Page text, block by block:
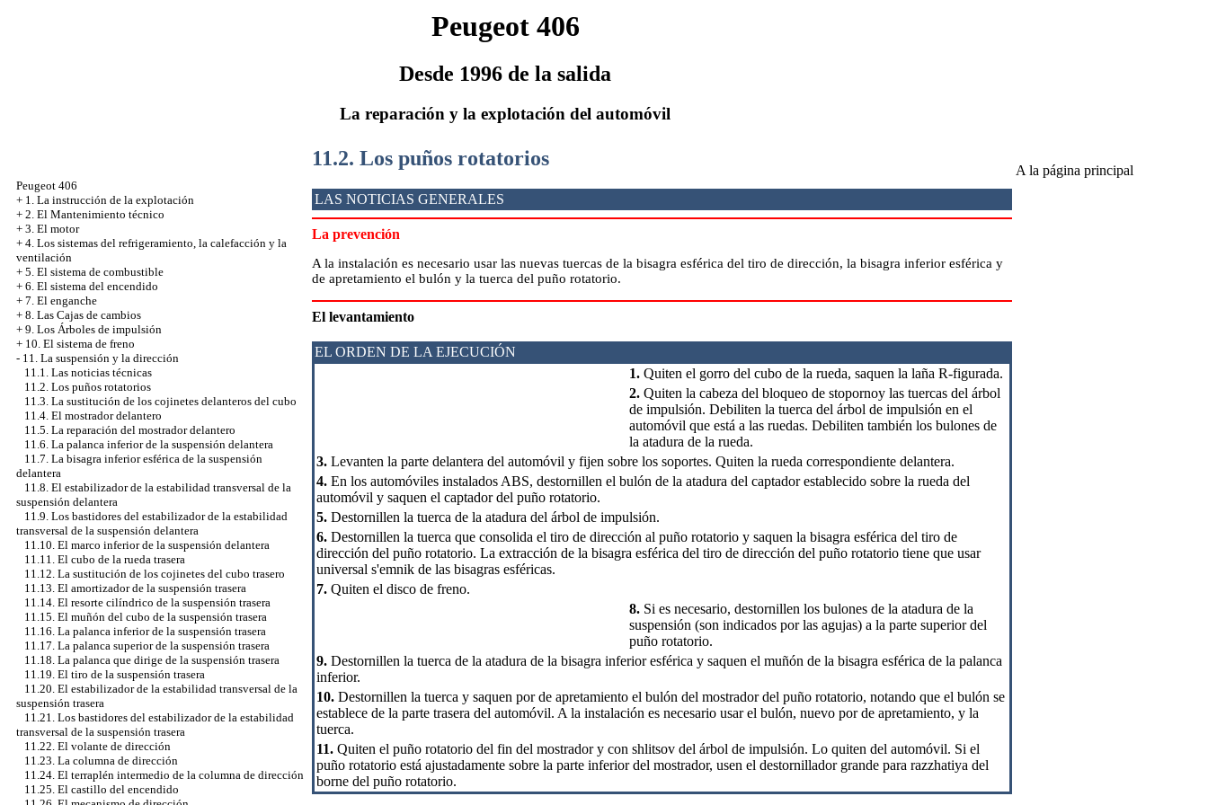
Peugeot 406
Desde 1996 de la salida
La reparación y la explotación del automóvil
Peugeot 406
+ 1. La instrucción de la explotación
+ 2. El Mantenimiento técnico
+ 3. El motor
+ 4. Los sistemas del refrigeramiento, la calefacción y la
ventilación
+ 5. El sistema de combustible
+ 6. El sistema del encendido
+ 7. El enganche
+ 8. Las Cajas de cambios
+ 9. Los Árboles de impulsión
+ 10. El sistema de freno
- 11. La suspensión y la dirección
11.1. Las noticias técnicas
11.2. Los puños rotatorios
11.3. La sustitución de los cojinetes delanteros del cubo
11.4. El mostrador delantero
11.5. La reparación del mostrador delantero
11.6. La palanca inferior de la suspensión delantera
11.7. La bisagra inferior esférica de la suspensión
delantera
11.8. El estabilizador de la estabilidad transversal de la
suspensión delantera
11.9. Los bastidores del estabilizador de la estabilidad
transversal de la suspensión delantera
11.10. El marco inferior de la suspensión delantera
11.11. El cubo de la rueda trasera
11.12. La sustitución de los cojinetes del cubo trasero
11.13. El amortizador de la suspensión trasera
11.14. El resorte cilíndrico de la suspensión trasera
11.15. El muñón del cubo de la suspensión trasera
11.16. La palanca inferior de la suspensión trasera
11.17. La palanca superior de la suspensión trasera
11.18. La palanca que dirige de la suspensión trasera
11.19. El tiro de la suspensión trasera
11.20. El estabilizador de la estabilidad transversal de la
suspensión trasera
11.21. Los bastidores del estabilizador de la estabilidad
transversal de la suspensión trasera
11.22. El volante de dirección
11.23. La columna de dirección
11.24. El terraplén intermedio de la columna de dirección
11.25. El castillo del encendido
11.2. Los puños rotatorios
LAS NOTICIAS GENERALES
La prevención
A la instalación es necesario usar las nuevas tuercas de la bisagra esférica del tiro de dirección, la bisagra inferior esférica y
de apretamiento el bulón y la tuerca del puño rotatorio.
El levantamiento
EL ORDEN DE LA EJECUCIÓN
1. Quiten el gorro del cubo de la rueda, saquen la laña R-figurada.
2. Quiten la cabeza del bloqueo de stopornoy las tuercas del árbol
de impulsión. Debiliten la tuerca del árbol de impulsión en el
automóvil que está a las ruedas. Debiliten también los bulones de
la atadura de la rueda.
3. Levanten la parte delantera del automóvil y fijen sobre los soportes. Quiten la rueda correspondiente delantera.
4. En los automóviles instalados ABS, destornillen el bulón de la atadura del captador establecido sobre la rueda del
automóvil y saquen el captador del puño rotatorio.
5. Destornillen la tuerca de la atadura del árbol de impulsión.
6. Destornillen la tuerca que consolida el tiro de dirección al puño rotatorio y saquen la bisagra esférica del tiro de
dirección del puño rotatorio. La extracción de la bisagra esférica del tiro de dirección del puño rotatorio tiene que usar
universal s'emnik de las bisagras esféricas.
7. Quiten el disco de freno.
8. Si es necesario, destornillen los bulones de la atadura de la
suspensión (son indicados por las agujas) a la parte superior del
puño rotatorio.
9. Destornillen la tuerca de la atadura de la bisagra inferior esférica y saquen el muñón de la bisagra esférica de la palanca
inferior.
10. Destornillen la tuerca y saquen por de apretamiento el bulón del mostrador del puño rotatorio, notando que el bulón se
establece de la parte trasera del automóvil. A la instalación es necesario usar el bulón, nuevo por de apretamiento, y la
tuerca.
11. Quiten el puño rotatorio del fin del mostrador y con shlitsov del árbol de impulsión. Lo quiten del automóvil. Si el
puño rotatorio está ajustadamente sobre la parte inferior del mostrador, usen el destornillador grande para razzhatiya del
borne del puño rotatorio.
A la página principal